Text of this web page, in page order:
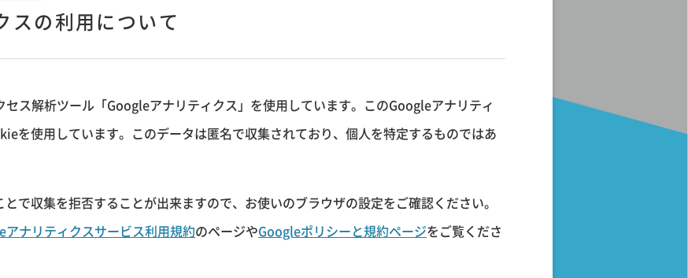
の利用について
ス解析ツール「Googleアナリティクス」を使用しています。このGoogleアナリティ
を使用しています。このデータは匿名で収集されており、個人を特定するものではあ
で収集を拒否することが出来ますので、お使いのブラウザの設定をご確認ください。
アナリティクスサービス利用規約のページやGoogleポリシーと規約ページをご覧くださ